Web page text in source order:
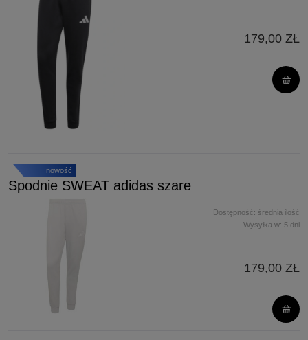
179,00 ZŁ
Spodnie SWEAT adidas szare
Dostępność: średnia ilość
Wysyłka w: 5 dni
179,00 ZŁ
nowość